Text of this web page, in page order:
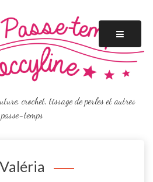
crochet, tissage de perles et autres
passe-temps